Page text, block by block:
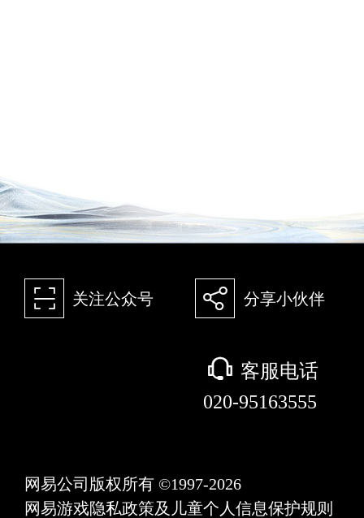
򰀁 关注公众号 򰀂 分享小伙伴
򰀃 客服电话
020-95163555
网易公司版权所有 ©1997-2026
网易游戏隐私政策及儿童个人信息保护规则